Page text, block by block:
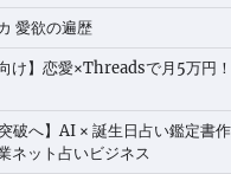
愛欲の遍歴
向け】恋愛×Threadsで月5万円
破へ】AI × 誕生日占い鑑定書
ネット占いビジネス